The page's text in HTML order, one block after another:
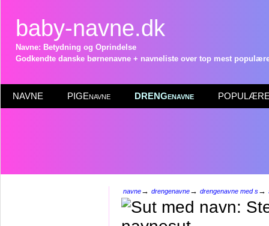
baby-navne.dk
Navne: Betydning og Oprindelse
Godkendte danske børnenavne + navneliste over top mest
NAVNE PIGEnavne DRENGenavne POPULÆRE
navne→ drengenavne→ drengenavne med s→